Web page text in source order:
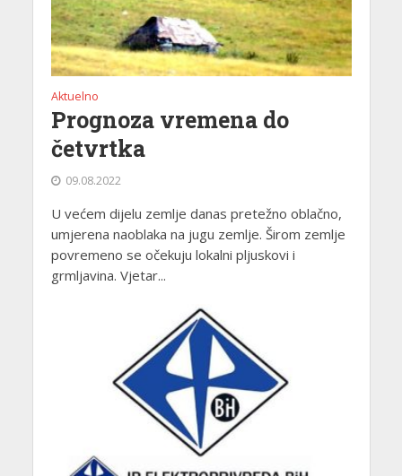
Aktuelno
Prognoza vremena do
četvrtka
09.08.2022
U većem dijelu zemlje danas pretežno oblačno,
umjerena naoblaka na jugu zemlje. Širom zemlje
povremeno se očekuju lokalni pljuskovi i
grmljavina. Vjetar...